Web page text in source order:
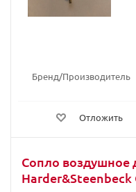
Бренд/Производитель
Отложить
Сопло воздушное
Harder&Steenbeck